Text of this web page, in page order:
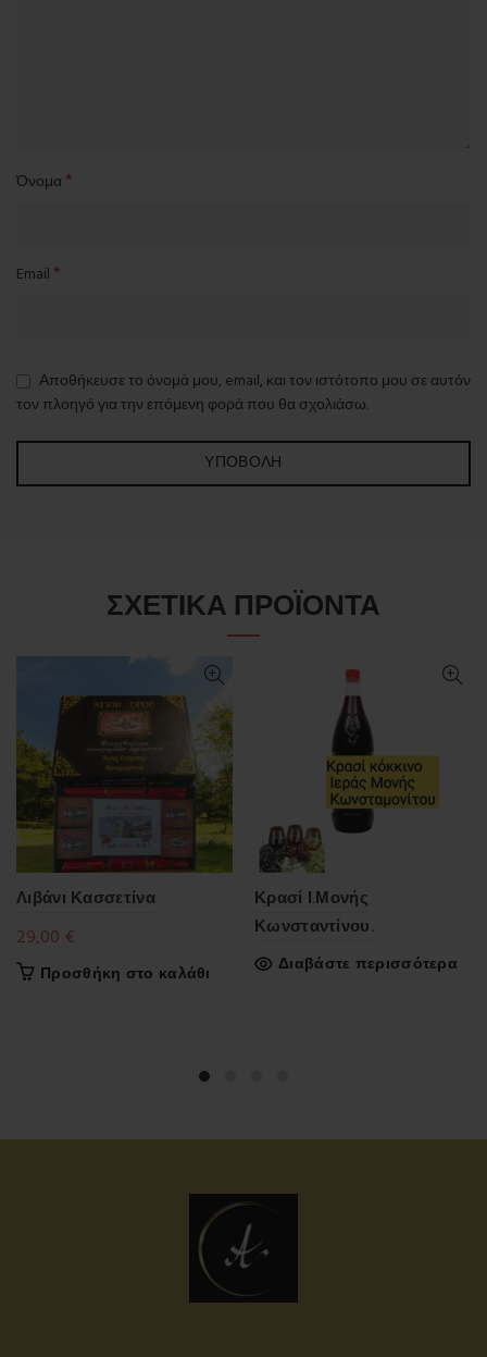
Όνομα *
Email *
Αποθήκευσε το όνομά μου, email, και τον ιστότοπο μου σε αυτόν
τον πλοηγό για την επόμενη φορά που θα σχολιάσω.
ΣΧΕΤΙΚΆ ΠΡΟΪΌΝΤΑ
Λιβάνι Κασσετίνα
29,00 €
Προσθήκη στο καλάθι
Κρασί Ι.Μονής
Κωνσταντίνου.
Διαβάστε περισσότερα